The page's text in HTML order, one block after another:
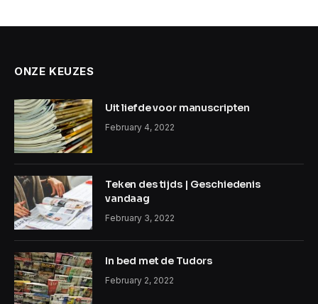
ONZE KEUZES
Uit liefde voor manuscripten
February 4, 2022
Teken des tijds | Geschiedenis
vandaag
February 3, 2022
In bed met de Tudors
February 2, 2022